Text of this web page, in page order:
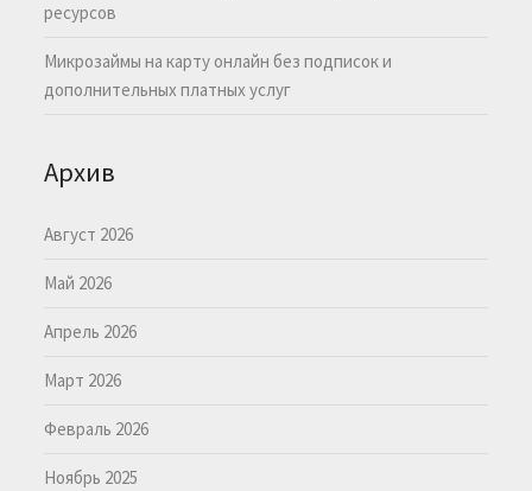
ресурсов
Микрозаймы на карту онлайн без подписок и
дополнительных платных услуг
Архив
Август 2026
Май 2026
Апрель 2026
Март 2026
Февраль 2026
Ноябрь 2025